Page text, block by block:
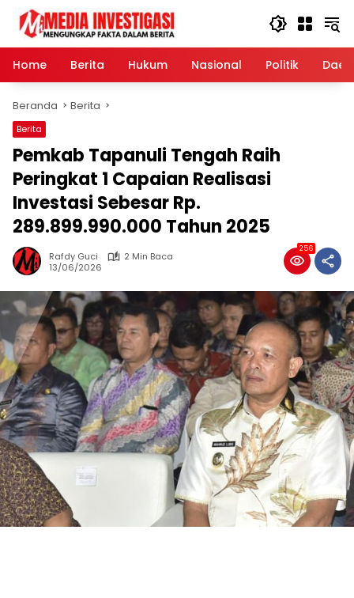
Langsung
konten
Home
Berita Hukum Nasional Politik
Beranda Berita
Berita
Pemkab Tapanuli Tengah Raih
Peringkat 1 Capaian Realisasi
Investasi Sebesar Rp.
289.899.990.000 Tahun 2025
Rafdy Guci
2 Min Baca
13/06/2026
256